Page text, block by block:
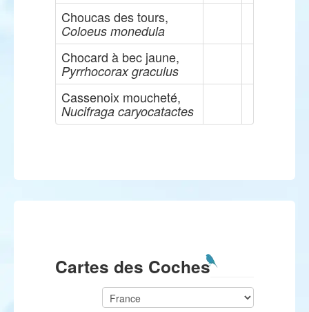
Choucas des tours,
Coloeus monedula
Chocard à bec jaune,
Pyrrhocorax graculus
Cassenoix moucheté,
Nucifraga caryocatactes
Cartes des Coches